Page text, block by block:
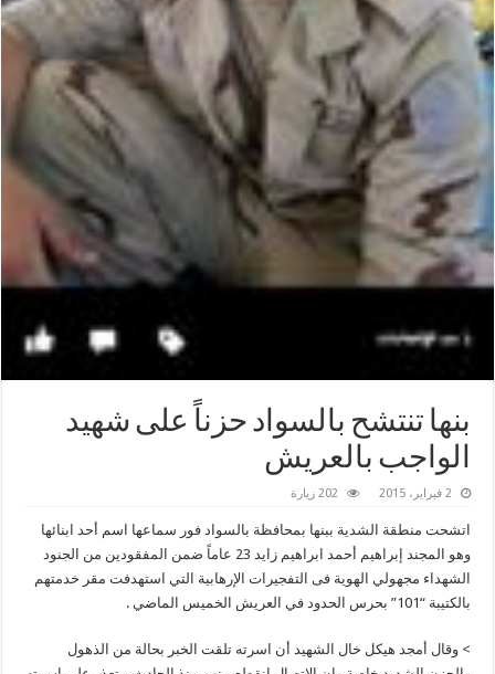
بنها تنتشح بالسواد حزناً على شهيد
الواجب بالعريش
2 فبراير، 2015 202 زيارة
اتشحت منطقة الشدية ببنها بمحافظة بالسواد فور سماعها اسم أحد ابنائها
وهو المجند إبراهيم أحمد ابراهيم زايد 23 عاماً ضمن المفقودين من الجنود
الشهداء مجهولي الهوية فى التفجيرات الإرهابية التي استهدفت مقر خدمتهم
بالكتيبة “101” بحرس الحدود في العريش الخميس الماضي .
> وقال أمجد هيكل خال الشهيد أن اسرته تلقت الخبر بحالة من الذهول